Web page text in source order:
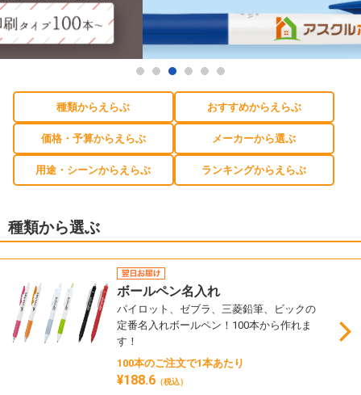
種類からえらぶ おすすめからえらぶ
価格・予算からえらぶ メーカーから選ぶ
用途・シーンからえらぶ ランキングからえらぶ
種類から選ぶ
ボールペン名入れ
パイロット、ゼブラ、三菱鉛筆、ビックの
定番名入れボールペン！100本から作れま
す！
100本のご注文で1本あたり
¥188.6 （税込）